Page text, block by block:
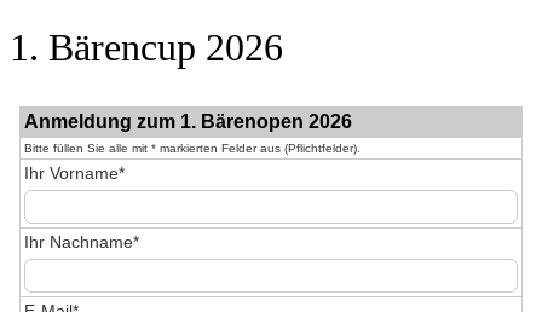
1. Bärencup 2026